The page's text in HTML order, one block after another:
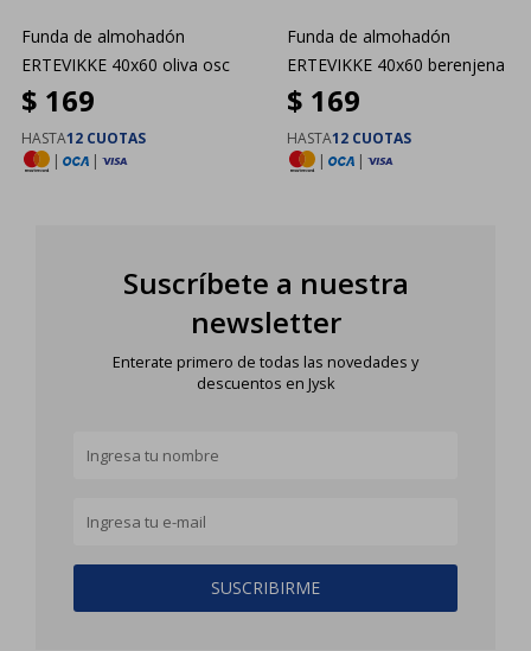
Funda de almohadón
ERTEVIKKE 40x60 oliva osc
$ 169
HASTA12 CUOTAS
|
|
Funda de almohadón
ERTEVIKKE 40x60 berenjena
$ 169
HASTA12 CUOTAS
|
|
Suscríbete a nuestra
newsletter
Enterate primero de todas las novedades y
descuentos en Jysk
SUSCRIBIRME